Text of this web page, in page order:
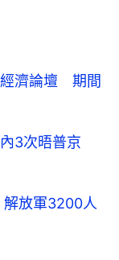
經濟論壇 期間
3次晤普京
放軍3200人